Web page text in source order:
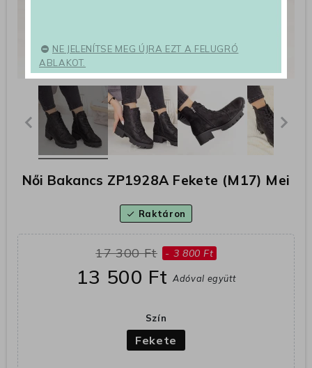
Női Bakancs ZP1928A Fekete (M17) Mei
check Raktáron
17 300 Ft - 3 800 Ft
13 500 FtAdóval együtt
Szín
Fekete
NE JELENÍTSE MEG ÚJRA EZT A FELUGRÓ
ABLAKOT.